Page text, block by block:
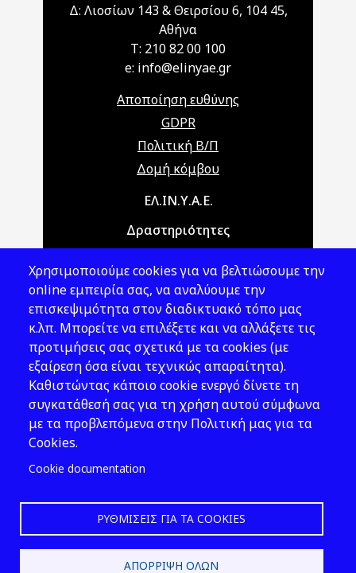
Δ: Λιοσίων 143 & Θειρσίου 6, 104 45,
Αθήνα
T: 210 82 00 100
e: info@elinyae.gr
Αποποίηση ευθύνης
GDPR
Πολιτική Β/Π
Δομή κόμβου
Main navigationΕΛ.ΙΝ.Υ.Α.Ε.
Δραστηριότητες
Νομοθεσία
Εκδόσεις
Νέα - Εκδηλώσεις
Ακολουθήστε μας
Χρησιμοποιούμε cookies για να βελτιώσουμε την
online εμπειρία σας, να αναλύουμε την
επισκεψιμότητα στον διαδικτυακό τόπο μας
κ.λπ. Μπορείτε να επιλέξετε και να αλλάξετε τις
προτιμήσεις σας σχετικά με τα cookies (με
εξαίρεση όσα είναι τεχνικώς απαραίτητα).
Καθιστώντας κάποιο cookie ενεργό δίνετε τη
συγκατάθεσή σας για τη χρήση αυτού σύμφωνα
με τα προβλεπόμενα στην Πολιτική μας για τα
Cookies.
Cookie documentation
ΡΥΘΜΊΣΕΙΣ ΓΙΑ ΤΑ COOKIES
ΑΠΌΡΡΙΨΗ ΌΛΩΝ
2026 © ΕΛ.ΙΝ.Υ.Α.Ε.